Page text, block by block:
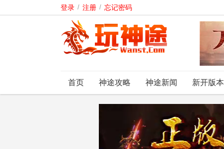
登录 / 注册 / 忘记密码
首页 神途攻略 神途新闻 新开版本